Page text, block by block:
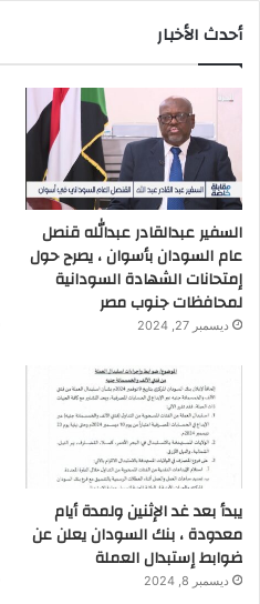
أحدث الأخبار
السفير عبدالقادر عبدالله قنصل
عام السودان بأسوان ، يصرح حول
إمتحانات الشهادة السودانية
لمحافظات جنوب مصر
ديسمبر 27, 2024
يبدأ بعد غد الإثنين ولمدة أيام
معدودة ، بنك السودان يعلن عن
ضوابط إستبدال العملة
ديسمبر 8, 2024